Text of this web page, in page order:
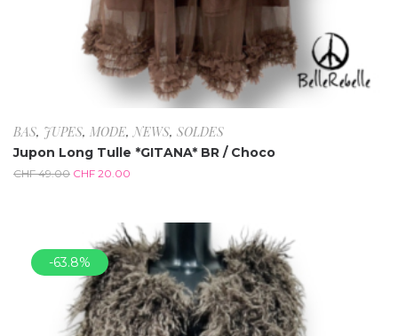
BAS, JUPES, MODE,NEWS, SOLDES
Jupon Long Tulle *GITANA* BR / Choco
CHF49.00 CHF 20.00
-63.8%